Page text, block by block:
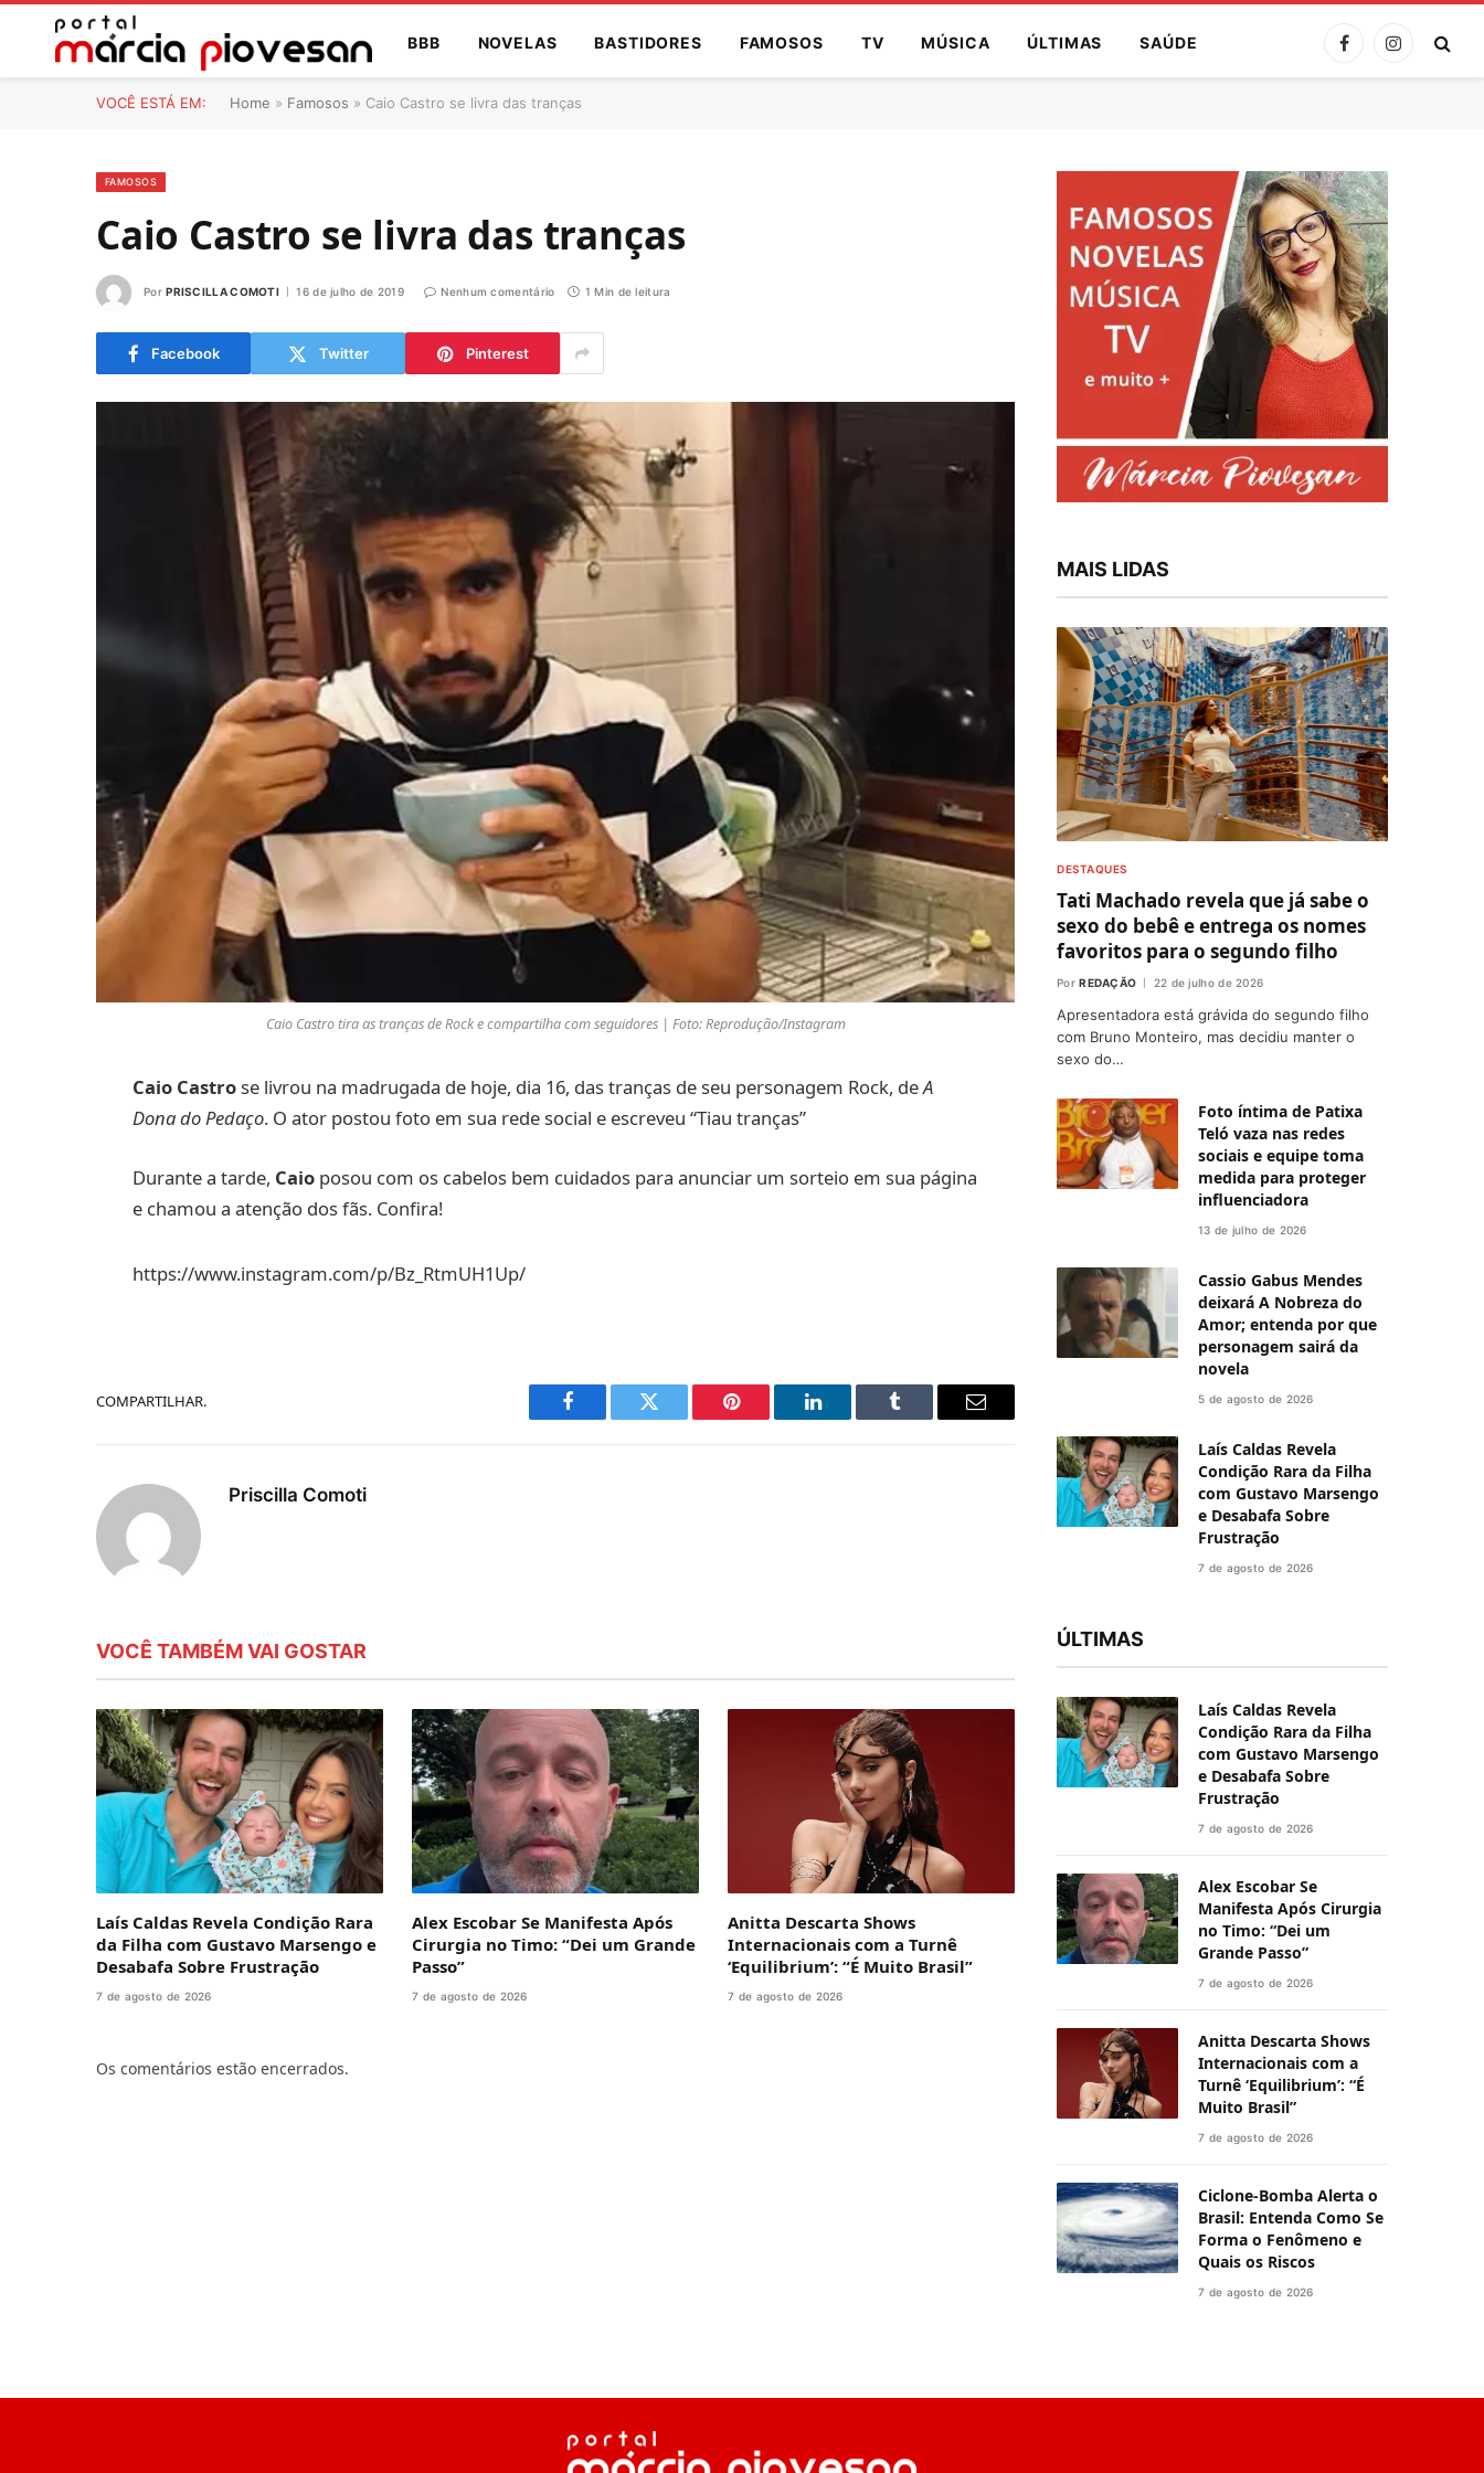
BBB NOVELAS BASTIDORES FAMOSOS TV MÚSICA ÚLTIMAS SAÚDE FacebookInstagram
VOCÊ ESTÁ EM: Home » Famosos » Caio Castro se livra das tranças
FAMOSOS
Caio Castro se livra das tranças
Por PRISCILLA COMOTI 16 de julho de 2019 Nenhum comentário 1 Min de leitura
Facebook Twitter Pinterest
Caio Castro tira as tranças de Rock e compartilha com seguidores | Foto: Reprodução/Instagram
Caio Castrose livrou na madrugada de hoje, dia 16, das tranças de seu personagem Rock, deA
Dona do Pedaço. O ator postou foto em sua rede social e escreveu “Tiau tranças”
Durante a tarde, Caioposou com os cabelos bem cuidados para anunciar um sorteio em sua página
e chamou a atenção dos fãs. Confira!
https://www.instagram.com/p/Bz_RtmUH1Up/
COMPARTILHAR.
Facebook Twitter Pinterest LinkedIn Tumblr
E-
Priscilla Comoti
VOCÊ TAMBÉM VAI GOSTAR
Laís Caldas Revela Condição Rara
da Filha com Gustavo Marsengo e
Desabafa Sobre Frustração
7 de agosto de 2026
Alex Escobar Se Manifesta Após
Cirurgia no Timo: “Dei um Grande
Passo”
7 de agosto de 2026
Anitta Descarta Shows
Internacionais com a Turnê
‘Equilibrium’: “É Muito Brasil”
7 de agosto de 2026
Os comentários estão encerrados.
MAIS LIDAS
DESTAQUES
Tati Machado revela que já sabe o
sexo do bebê e entrega os nomes
favoritos para o segundo filho
Por REDAÇÃO 22 de julho de 2026
Apresentadora está grávida do segundo filho
com Bruno Monteiro, mas decidiu manter o
sexo do…
Foto íntima de Patixa
Teló vaza nas redes
sociais e equipe toma
medida para proteger
influenciadora
13 de julho de 2026
Cassio Gabus Mendes
deixará A Nobreza do
Amor; entenda por que
personagem sairá da
novela
5 de agosto de 2026
Laís Caldas Revela
Condição Rara da Filha
com Gustavo Marsengo
e Desabafa Sobre
Frustração
7 de agosto de 2026
ÚLTIMAS
Laís Caldas Revela
Condição Rara da Filha
com Gustavo Marsengo
e Desabafa Sobre
Frustração
7 de agosto de 2026
Alex Escobar Se
Manifesta Após Cirurgia
no Timo: “Dei um
Grande Passo”
7 de agosto de 2026
Anitta Descarta Shows
Internacionais com a
Turnê ‘Equilibrium’: “É
Muito Brasil”
7 de agosto de 2026
Ciclone-Bomba Alerta o
Brasil: Entenda Como Se
Forma o Fenômeno e
Quais os Riscos
7 de agosto de 2026